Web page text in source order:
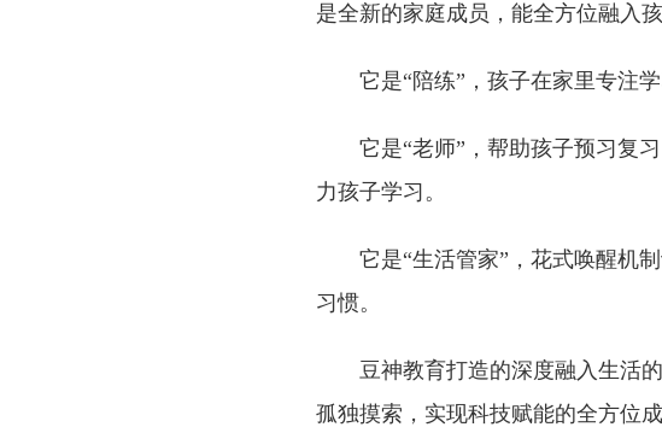
是全新的家庭成员，能全方位融入
它是“陪练”，孩子在家里专注
它是“老师”，帮助孩子预习复
力孩子学习。
它是“生活管家”，花式唤醒机
习惯。
豆神教育打造的深度融入生活
孤独摸索，实现科技赋能的全方位成